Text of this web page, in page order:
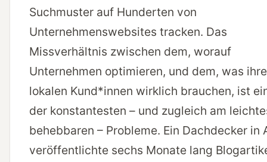
Suchmuster auf Hunderten von
Unternehmenswebsites tracken. Das
Missverhältnis zwischen dem, worauf
Unternehmen optimieren, und dem, was ihre
lokalen Kund*innen wirklich brauchen, ist
der konstantesten – und zugleich am
behebbaren – Probleme. Ein Dachdecker in
veröffentlichte sechs Monate lang